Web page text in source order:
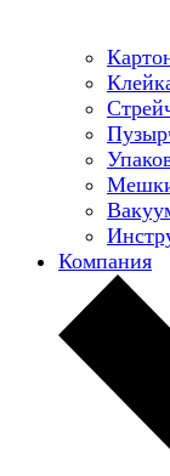
Компания